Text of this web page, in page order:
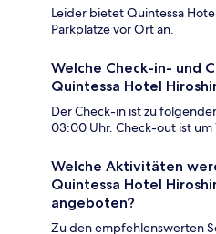
Leider bietet Quintessa
Parkplätze vor Ort an.
Welche Check-in- und
Quintessa Hotel
Der Check-in ist zu
03:00 Uhr. Check-out ist um
Welche Aktivitäten
Quintessa Hotel
angeboten?
Zu den empfehlenswerten